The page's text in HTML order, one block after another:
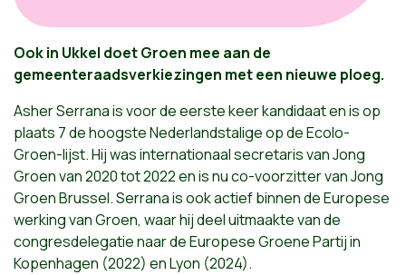
Ook in Ukkel doet Groen mee aan de
gemeenteraadsverkiezingen met een nieuwe ploeg.
Asher Serrana is voor de eerste keer kandidaat en is op
plaats 7 de hoogste Nederlandstalige op de Ecolo-
Groen-lijst. Hij was internationaal secretaris van Jong
Groen van 2020 tot 2022 en is nu co-voorzitter van Jong
Groen Brussel. Serrana is ook actief binnen de Europese
werking van Groen, waar hij deel uitmaakte van de
congresdelegatie naar de Europese Groene Partij in
Kopenhagen (2022) en Lyon (2024).